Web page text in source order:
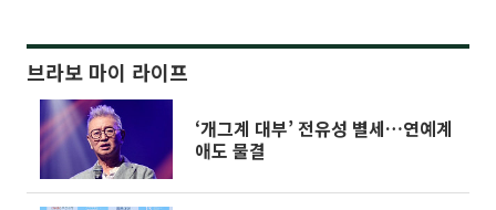
브라보 마이 라이프
‘개그계 대부’ 전유성 별세…연예계
애도 물결